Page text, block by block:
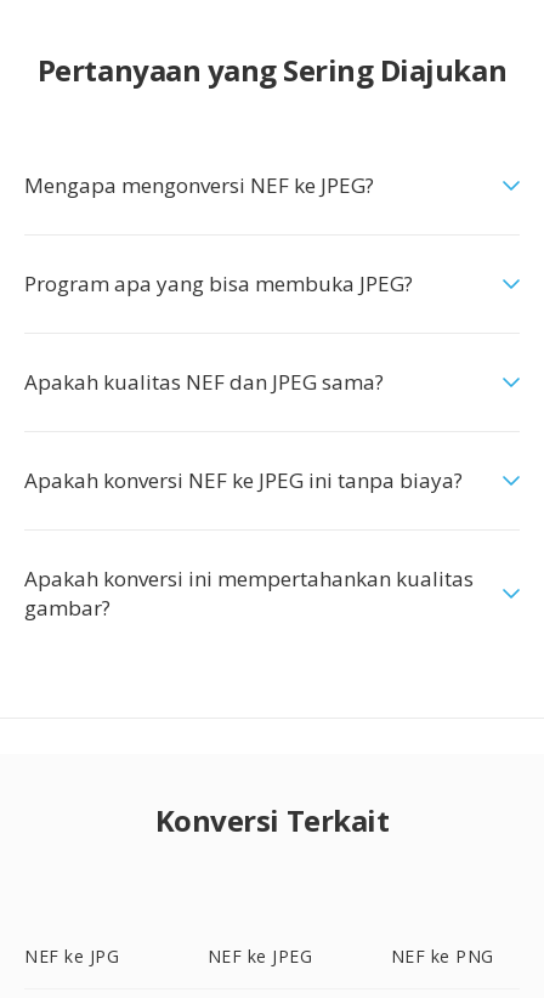
Pertanyaan yang Sering Diajukan
Mengapa mengonversi NEF ke JPEG?
Program apa yang bisa membuka JPEG?
Apakah kualitas NEF dan JPEG sama?
Apakah konversi NEF ke JPEG ini tanpa biaya?
Apakah konversi ini mempertahankan kualitas
gambar?
Konversi Terkait
NEF ke JPG NEF ke JPEG NEF ke PNG